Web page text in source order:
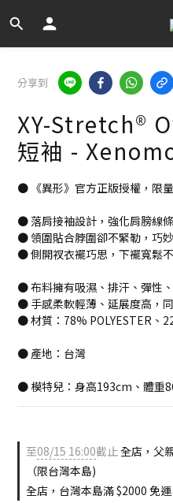
分享到
XY-Stretch®
短袖 -
● 《異形》官方正版授權，限
● 落肩接袖設計，強化肩膀線
● 領圍貼合脖圍卻不緊勒，巧
● 側開衩衣襬巧思，下襬寬鬆
● 布料擁有吸濕、排汗、彈性
● 手感柔軟輕薄、延展度高，
● 材質：78% POLYESTER、
● 產地：台灣
● 模特兒：身高193cm、體重
至08/15 16:00截止全店，父
（限台灣本島)
全店，台灣本島滿 $2000 免